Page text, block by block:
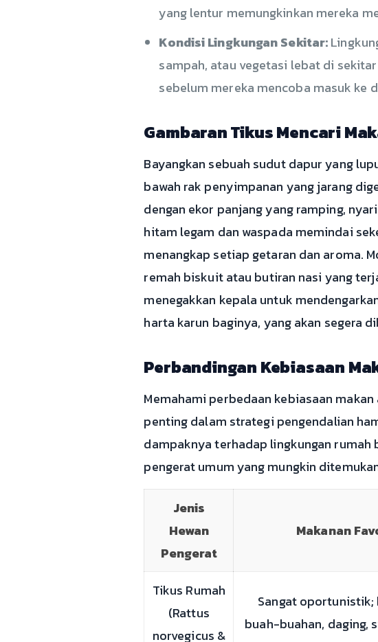
yang lentur memungkinkan mereka
Kondisi Lingkungan Sekitar:
sampah, atau vegetasi lebat di
sebelum mereka mencoba masuk ke
Gambaran Tikus Mencari
Bayangkan sebuah sudut dapur yang
bawah rak penyimpanan yang jarang
dengan ekor panjang yang ramping,
hitam legam dan waspada memindai
menangkap setiap getaran dan aroma.
remah biskuit atau butiran nasi yang
menegakkan kepala untuk
harta karun baginya, yang akan segera
Perbandingan Kebiasaan
Memahami perbedaan kebiasaan
penting dalam strategi pengendalian
dampaknya terhadap lingkungan rumah
pengerat umum yang mungkin
Jenis
Hewan
Pengerat
Makanan
Tikus Rumah
(Rattus
norvegicus &
Sangat
buah-buahan, daging,